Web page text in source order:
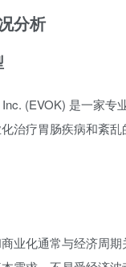
分析
(EVOK) 是一家专
治疗胃肠疾病和紊乱
业化通常与经济周